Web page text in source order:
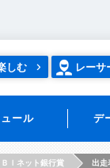
しむ レーサ
ール デ
Ｉネット銀行賞 出走